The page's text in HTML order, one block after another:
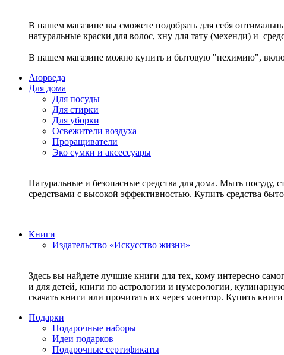
В нашем магазине вы сможете подобрать для себя
натуральные краски для волос, хну для тату (мехенди) и
В нашем магазине можно купить и бытовую "нехимию",
Аюрведа
Для дома
Для посуды
Для стирки
Для уборки
Освежители воздуха
Проращиватели
Эко сумки и аксессуары
Натуральные и безопасные средства для дома. Мыть посуду,
средствами с высокой эффективностью. Купить средства
Книги
Издательство «Искусство жизни»
Здесь вы найдете лучшие книги для тех, кому интересно
и для детей, книги по астрологии и нумерологии,
скачать книги или прочитать их через монитор. Купить
Подарки
Подарочные наборы
Идеи подарков
Подарочные сертификаты